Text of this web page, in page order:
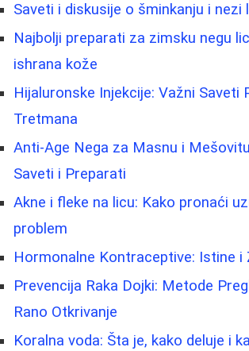
Saveti i diskusije o šminkanju i nezi
Najbolji preparati za zimsku negu
ishrana kože
Hijaluronske Injekcije: Važni Saveti
Tretmana
Anti-Age Nega za Masnu i
Saveti i Preparati
Akne i fleke na licu: Kako pronaći
problem
Hormonalne Kontraceptive: Istine i
Prevencija Raka Dojki: Metode
Rano Otkrivanje
Koralna voda: Šta je, kako deluje i